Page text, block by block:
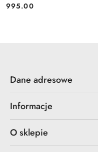
Cena:
995.00
Dane adresowe
Informacje
O sklepie